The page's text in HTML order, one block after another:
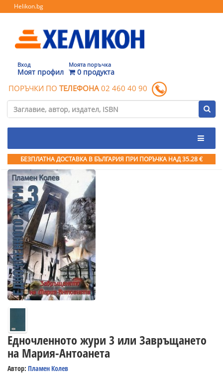
Helikon.bg
Вход
Моят профил
Моята поръчка
0 продукта
ПОРЪЧКИ ПО ТЕЛЕФОНА 02 460 40 90
БЕЗПЛАТНА ДОСТАВКА В БЪЛГАРИЯ ПРИ ПОРЪЧКА НАД 35.28 €
Едночленното жури 3 или Завръщането
на Мария-Антоанета
Автор: Пламен Колев